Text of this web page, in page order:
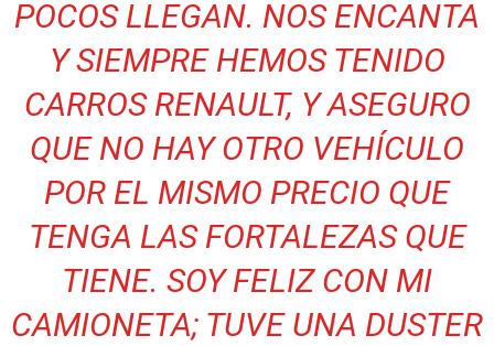
POCOS LLEGAN. NOS ENCANTA
Y SIEMPRE HEMOS TENIDO
CARROS RENAULT, Y ASEGURO
QUE NO HAY OTRO VEHÍCULO
POR EL MISMO PRECIO QUE
TENGA LAS FORTALEZAS QUE
TIENE. SOY FELIZ CON MI
CAMIONETA; TUVE UNA DUSTER